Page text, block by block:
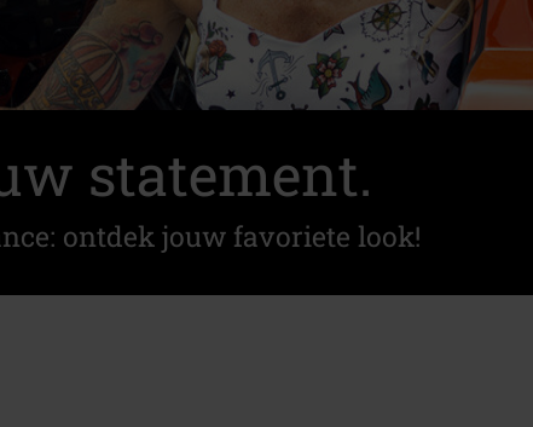
statement.
ontdek jouw favoriete look!